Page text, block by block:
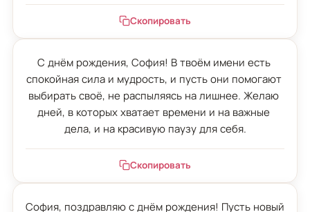
Скопировать
С днём рождения, София! В твоём имени есть
спокойная сила и мудрость, и пусть они помогают
выбирать своё, не распыляясь на лишнее. Желаю
дней, в которых хватает времени и на важные
дела, и на красивую паузу для себя.
Скопировать
София, поздравляю с днём рождения! Пусть новый